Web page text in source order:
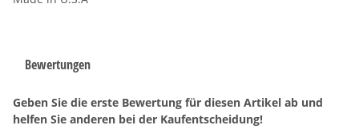
Bewertungen
Geben Sie die erste Bewertung für diesen Artikel ab und
helfen Sie anderen bei der Kaufentscheidung!